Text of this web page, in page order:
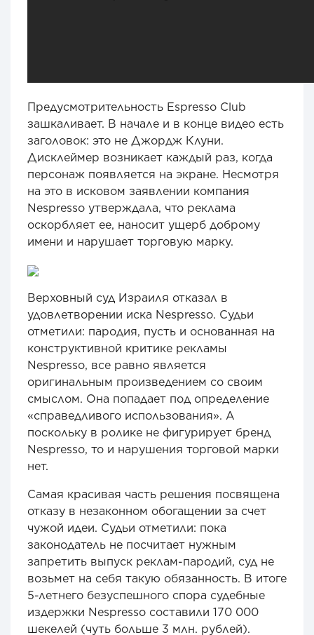
Предусмотрительность Espresso Club
зашкаливает. В начале и в конце видео есть
заголовок: это не Джордж Клуни.
Дисклеймер возникает каждый раз, когда
персонаж появляется на экране. Несмотря
на это в исковом заявлении компания
Nespresso утверждала, что реклама
оскорбляет ее, наносит ущерб доброму
имени и нарушает торговую марку.
Верховный суд Израиля отказал в
удовлетворении иска Nespresso. Судьи
отметили: пародия, пусть и основанная на
конструктивной критике рекламы
Nespresso, все равно является
оригинальным произведением со своим
смыслом. Она попадает под определение
«справедливого использования». А
поскольку в ролике не фигурирует бренд
Nespresso, то и нарушения торговой марки
нет.
Самая красивая часть решения посвящена
отказу в незаконном обогащении за счет
чужой идеи. Судьи отметили: пока
законодатель не посчитает нужным
запретить выпуск реклам-пародий, суд не
возьмет на себя такую обязанность. В итоге
5-летнего безуспешного спора судебные
издержки Nespresso составили 170 000
шекелей (чуть больше 3 млн. рублей).